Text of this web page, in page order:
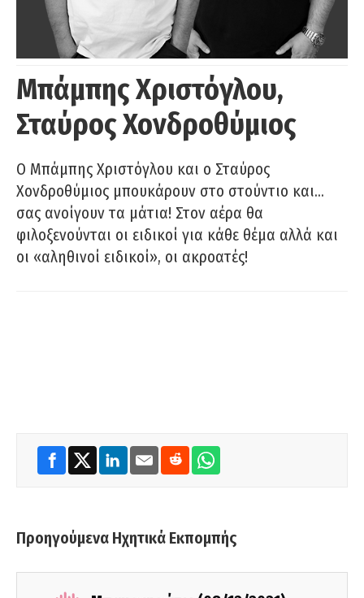
Μπάμπης Χριστόγλου,
Σταύρος Χονδροθύμιος
O Μπάμπης Χριστόγλου και ο Σταύρος
Χονδροθύμιος μπουκάρουν στο στούντιο και…
σας ανοίγουν τα μάτια! Στον αέρα θα
φιλοξενούνται οι ειδικοί για κάθε θέμα αλλά και
οι «αληθινοί ειδικοί», οι ακροατές!
Προηγούμενα Ηχητικά Εκπομπής